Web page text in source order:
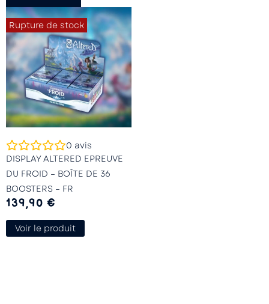
Rupture de stock
0 avis
DISPLAY ALTERED EPREUVE
DU FROID – BOÎTE DE 36
BOOSTERS – FR
139,90 €
Voir le produit